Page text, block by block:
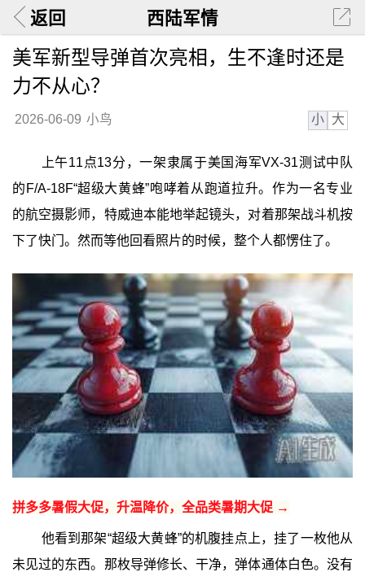
返回 西陆军情
美军新型导弹首次亮相，生不逢时还是
力不从心？
2026-06-09 小鸟 小 大
上午11点13分，一架隶属于美国海军VX-31测试中队
的F/A-18F“超级大黄蜂”咆哮着从跑道拉升。作为一名专业
的航空摄影师，特威迪本能地举起镜头，对着那架战斗机按
下了快门。然而等他回看照片的时候，整个人都愣住了。
拼多多暑假大促，升温降价，全品类暑期大促 →
他看到那架“超级大黄蜂”的机腹挂点上，挂了一枚他从
未见过的东西。那枚导弹修长、干净，弹体通体白色。没有